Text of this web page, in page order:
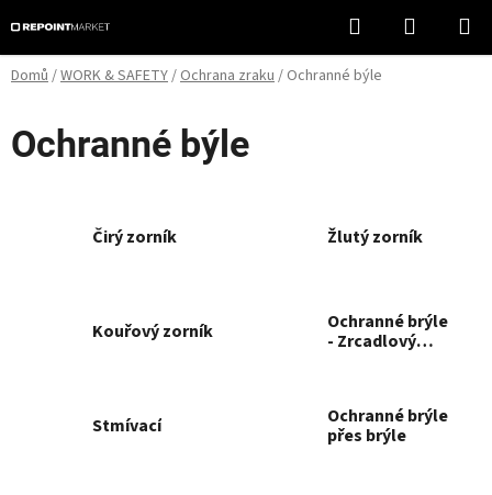
na
obsah
Hledat
KOŠÍK
Domů/WORK & SAFETY/Ochrana zraku/ Ochranné býle
Ochranné býle
Čirý zorník Žlutý zorník
Kouřový zorník
Ochranné brýle
- Zrcadlový
Stmívací
Ochranné brýle
přes brýle